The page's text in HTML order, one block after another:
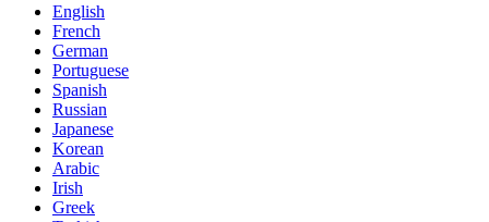
English
French
German
Portuguese
Spanish
Russian
Japanese
Korean
Arabic
Irish
Greek